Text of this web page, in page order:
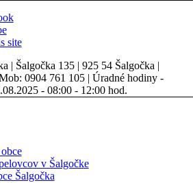
site
| Šalgočka 135 | 925 54 Šalgočka |
0904 761 105 | Úradné hodiny -
- 08:00 - 12:00 hod.
v Šalgočke
Šalgočka